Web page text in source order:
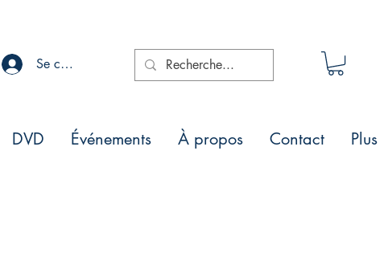
Se connecter
DVD Événements À propos Contact Plus